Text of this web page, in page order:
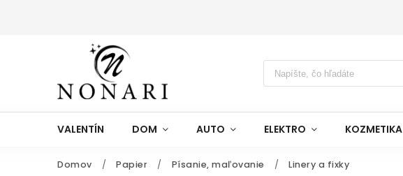
VALENTÍN DOM AUTO ELEKTRO KOZMETIKA
Domov / Papier / Písanie, maľovanie / Linery a fixky